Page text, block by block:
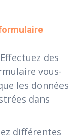
des
vous-
les données
dans
différentes